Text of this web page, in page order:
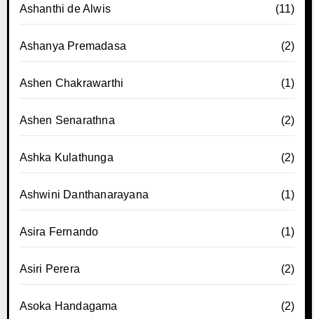
Ashanthi de Alwis (11)
Ashanya Premadasa (2)
Ashen Chakrawarthi (1)
Ashen Senarathna (2)
Ashka Kulathunga (2)
Ashwini Danthanarayana (1)
Asira Fernando (1)
Asiri Perera (2)
Asoka Handagama (2)